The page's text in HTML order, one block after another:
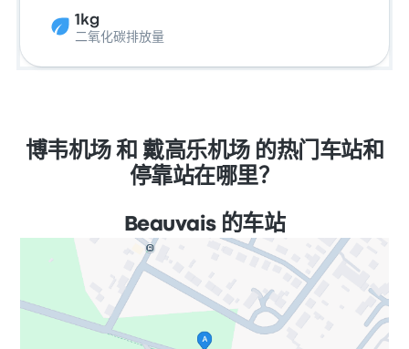
1kg
二氧化碳排放量
博韦机场 和 戴高乐机场 的热门车站和
停靠站在哪里？
Beauvais 的车站